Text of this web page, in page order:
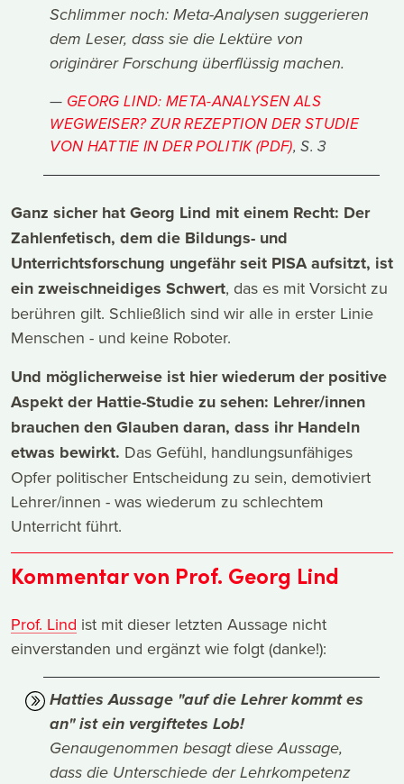
Schlimmer noch: Meta-Analysen suggerieren
dem Leser, dass sie die Lektüre von
originärer Forschung überflüssig machen.
GEORG LIND: META-ANALYSEN ALS
WEGWEISER? ZUR REZEPTION DER STUDIE
VON HATTIE IN DER POLITIK (PDF), S. 3
Ganz sicher hat Georg Lind mit einem Recht: Der
Zahlenfetisch, dem die Bildungs- und
Unterrichtsforschung ungefähr seit PISA aufsitzt, ist
ein zweischneidiges Schwert, das es mit Vorsicht zu
berühren gilt. Schließlich sind wir alle in erster Linie
Menschen - und keine Roboter.
Und möglicherweise ist hier wiederum der positive
Aspekt der Hattie-Studie zu sehen: Lehrer/innen
brauchen den Glauben daran, dass ihr Handeln
etwas bewirkt. Das Gefühl, handlungsunfähiges
Opfer politischer Entscheidung zu sein, demotiviert
Lehrer/innen - was wiederum zu schlechtem
Unterricht führt.
Kommentar von Prof. Georg Lind
Prof. Lind ist mit dieser letzten Aussage nicht
einverstanden und ergänzt wie folgt (danke!):
Hatties Aussage "auf die Lehrer kommt es
an" ist ein vergiftetes Lob!
Genaugenommen besagt diese Aussage,
dass die Unterschiede der Lehrkompetenz